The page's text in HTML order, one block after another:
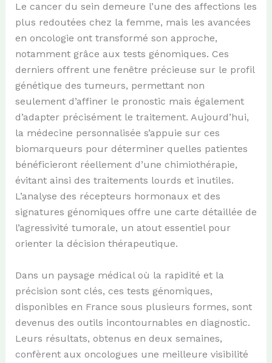
Le cancer du sein demeure l’une des affections les
plus redoutées chez la femme, mais les avancées
en oncologie ont transformé son approche,
notamment grâce aux tests génomiques. Ces
derniers offrent une fenêtre précieuse sur le profil
génétique des tumeurs, permettant non
seulement d’affiner le pronostic mais également
d’adapter précisément le traitement. Aujourd’hui,
la médecine personnalisée s’appuie sur ces
biomarqueurs pour déterminer quelles patientes
bénéficieront réellement d’une chimiothérapie,
évitant ainsi des traitements lourds et inutiles.
L’analyse des récepteurs hormonaux et des
signatures génomiques offre une carte détaillée de
l’agressivité tumorale, un atout essentiel pour
orienter la décision thérapeutique.
Dans un paysage médical où la rapidité et la
précision sont clés, ces tests génomiques,
disponibles en France sous plusieurs formes, sont
devenus des outils incontournables en diagnostic.
Leurs résultats, obtenus en deux semaines,
confèrent aux oncologues une meilleure visibilité